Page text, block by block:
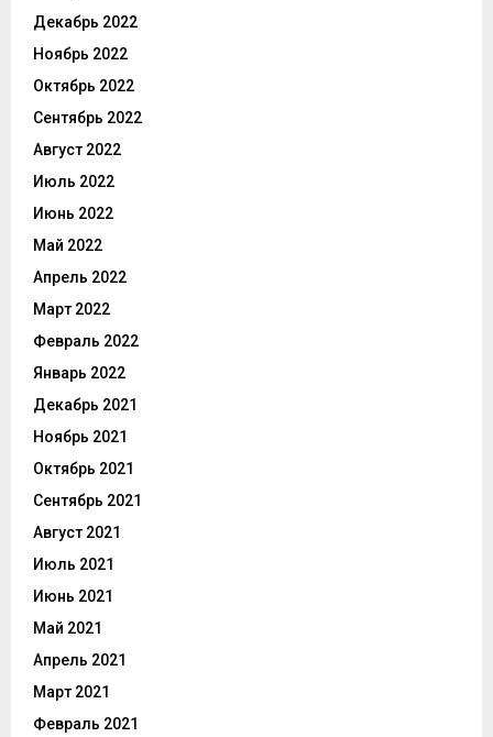
Декабрь 2022
Ноябрь 2022
Октябрь 2022
Сентябрь 2022
Август 2022
Июль 2022
Июнь 2022
Май 2022
Апрель 2022
Март 2022
Февраль 2022
Январь 2022
Декабрь 2021
Ноябрь 2021
Октябрь 2021
Сентябрь 2021
Август 2021
Июль 2021
Июнь 2021
Май 2021
Апрель 2021
Март 2021
Февраль 2021